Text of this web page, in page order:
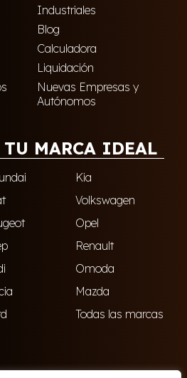
Industriales
Blog
Calculadora
Liquidación
Nuevas Empresas y
Autónomos
TU MARCA IDEAL
Kia
Volkswagen
Opel
Renault
Omoda
Mazda
Todas las marcas